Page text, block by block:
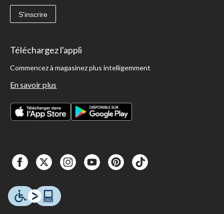
S'inscrire
Téléchargez l'appli
Commencez à magasinez plus intelligemment
En savoir plus